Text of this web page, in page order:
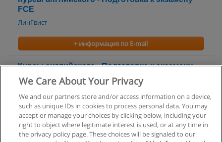
FCE
ЛинГвист
+ информация по E-mail
Курсы английского - Подготовка к экзамену
CAE
+ информация по E-mail
We Care About Your Privacy
We and our partners store and/or access information on a device,
such as unique IDs in cookies to process personal data. You may
accept or manage your choices by clicking below, including your
right to object where legitimate interest is used, or at any time in
the privacy policy page. These choices will be signaled to our